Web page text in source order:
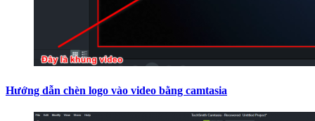
Hướng dẫn chèn logo vào video bằng camtasia